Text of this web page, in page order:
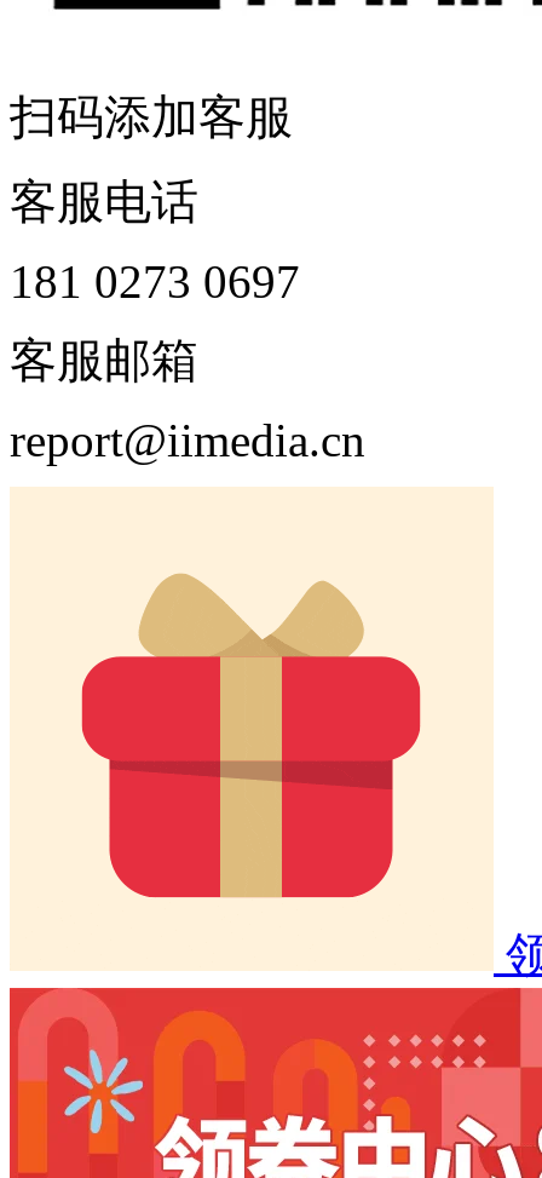
扫码添加客服
客服电话
181 0273 0697
客服邮箱
report@iimedia.cn